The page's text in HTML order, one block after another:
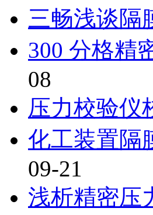
三畅浅谈隔
300 分格精
08
压力校验仪
化工装置隔
09-21
浅析精密压